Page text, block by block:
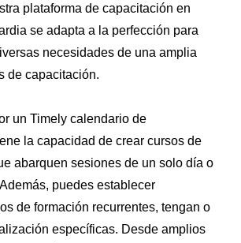
plataforma de capacitación en
se adapta a la perfección para
necesidades de una amplia
de capacitación.
un Timely calendario de
la capacidad de crear cursos de
abarquen sesiones de un solo día o
puedes establecer
de formación recurrentes, tengan o
específicas. Desde amplios